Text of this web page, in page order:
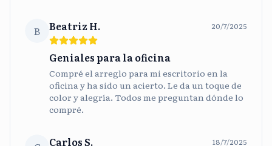
B Beatriz H. 20/7/2025
Geniales para la oficina
Compré el arreglo para mi escritorio en la
oficina y ha sido un acierto. Le da un toque de
color y alegría. Todos me preguntan dónde lo
compré.
Carlos S. 18/7/2025